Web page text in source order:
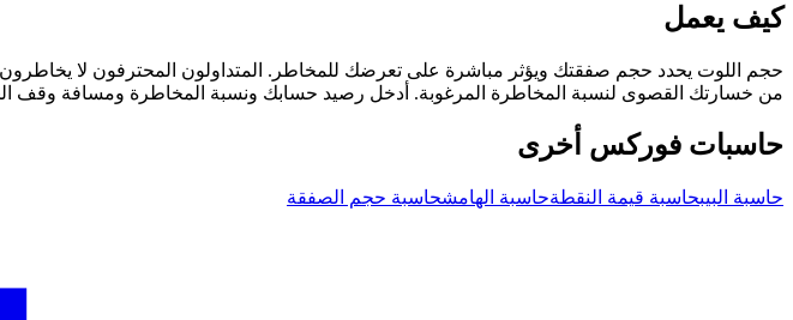
كيف يعمل
من خسارتك القصوى لنسبة المخاطرة المرغوبة. أدخل رصيد حسابك ونسبة المخاطرة ومسافة وقف
حاسبات فوركس أخرى
حاسبة البيبحاسبة قيمة النقطةحاسبة الهامشحاسبة حجم الصفقة